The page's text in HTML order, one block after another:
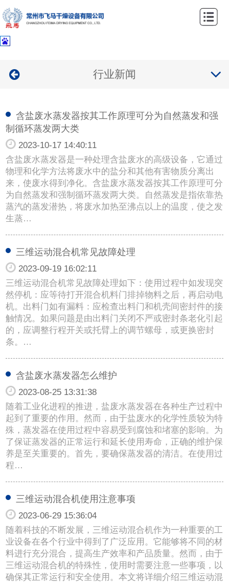
网
站
关
心
中
闻
讯
联
我
们
行业新闻
含盐废水蒸发器按其工作原理可分为自然蒸发和强
制循环蒸发两大类
2023-10-17 14:40:11
含盐废水蒸发器是一种处理含盐废水的高级设备，它通过
物理和化学方法将废水中的盐分和其他有害物质分离出
来，使废水得到净化。含盐废水蒸发器按其工作原理可分
为自然蒸发和强制循环蒸发两大类。自然蒸发是指依靠热
蒸汽的蒸发潜热，将废水加热至沸点以上的温度，使之发
生蒸…
三维运动混合机常见故障处理
2023-09-19 16:02:11
三维运动混合机常见故障处理如下：使用过程中如发现突
然停机：应等待打开混合机料门排掉物料之后，再启动电
机。出料门如有漏料：应检查出料门和机壳间密封件的接
触情况。如果问题是由出料门关闭不严或密封条老化引起
的，应调整行程开关或托臂上的调节螺母，或更换密封
条。…
含盐废水蒸发器怎么维护
2023-08-25 13:31:38
随着工业化进程的推进，盐废水蒸发器在各种生产过程中
起到了重要的作用。然而，由于盐废水的化学性质较为特
殊，蒸发器在使用过程中容易受到腐蚀和堵塞的影响。为
了保证蒸发器的正常运行和延长使用寿命，正确的维护保
养是至关重要的。首先，要确保蒸发器的清洁。在使用过
程…
三维运动混合机使用注意事项
2023-06-29 15:36:04
随着科技的不断发展，三维运动混合机作为一种重要的工
业设备在各个行业中得到了广泛应用。它能够将不同的材
料进行充分混合，提高生产效率和产品质量。然而，由于
三维运动混合机的特殊性，使用时需要注意一些事项，以
确保其正常运行和安全使用。本文将详细介绍三维运动混